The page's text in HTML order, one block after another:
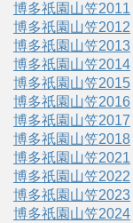
博多祇園山笠2011
博多祇園山笠2012
博多祇園山笠2013
博多祇園山笠2014
博多祇園山笠2015
博多祇園山笠2016
博多祇園山笠2017
博多祇園山笠2018
博多祇園山笠2021
博多祇園山笠2022
博多祇園山笠2023
博多祇園山笠2024